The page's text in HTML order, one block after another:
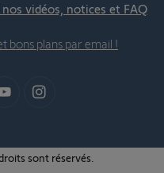
vidéos, notices et FAQ
bons plans par email !
sont réservés.